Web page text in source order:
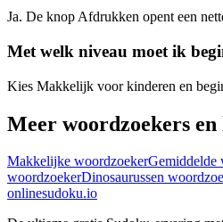
Ja. De knop Afdrukken opent een
Met welk niveau moet ik
Kies Makkelijk voor kinderen en
Meer woordzoekers en
Makkelijke woordzoekerGemiddelde
woordzoekerDinosaurussen
onlinesudoku.io